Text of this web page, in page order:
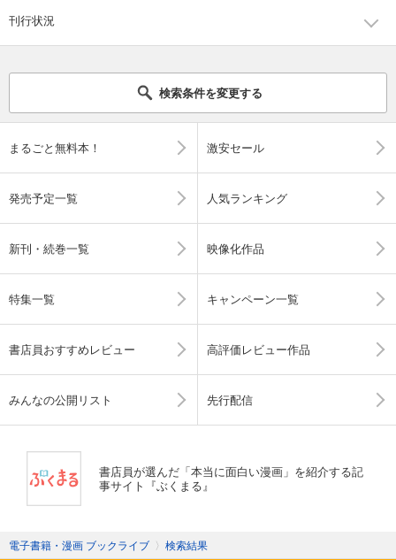
刊行状況
検索条件を変更する
まるごと無料本！ 激安セール
発売予定一覧 人気ランキング
新刊・続巻一覧 映像化作品
特集一覧 キャンペーン一覧
書店員おすすめレビュー 高評価レビュー作品
みんなの公開リスト 先行配信
書店員が選んだ「本当に面白い漫画」を紹介する記
事サイト『ぶくまる』
電子書籍・漫画 ブックライブ 〉 検索結果